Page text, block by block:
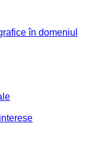
în domeniul